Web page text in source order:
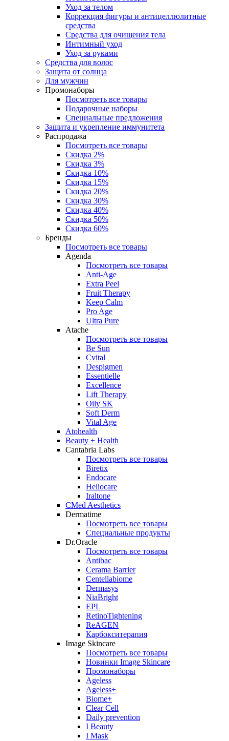
Уход за телом
Коррекция фигуры и антицеллюлитные
средства
Средства для очищения тела
Интимный уход
Уход за руками
Средства для волос
Защита от солнца
Для мужчин
Промонаборы
Посмотреть все товары
Подарочные наборы
Специальные предложения
Защита и укрепление иммунитета
Распродажа
Посмотреть все товары
Скидка 2%
Скидка 3%
Скидка 10%
Скидка 15%
Скидка 20%
Скидка 30%
Скидка 40%
Скидка 50%
Скидка 60%
Бренды
Посмотреть все товары
Agenda
Посмотреть все товары
Anti‑Age
Extra Peel
Fruit Therapy
Keep Calm
Pro Age
Ultra Pure
Atache
Посмотреть все товары
Be Sun
Cvital
Despigmen
Essentielle
Excellence
Lift Therapy
Oily SK
Soft Derm
Vital Age
Atohealth
Beauty + Health
Cantabria Labs
Посмотреть все товары
Biretix
Endocare
Heliocare
Iraltone
CMed Aesthetics
Dermatime
Посмотреть все товары
Специальные продукты
Dr.Oracle
Посмотреть все товары
Antibac
Cerama Barrier
Centellabiome
Dermasys
NiaBright
EPL
RetinoTightening
ReAGEN
Карбокситерапия
Image Skincare
Посмотреть все товары
Новинки Image Skincare
Промонаборы
Ageless
Ageless+
Biome+
Clear Cell
Daily prevention
I Beauty
I Mask